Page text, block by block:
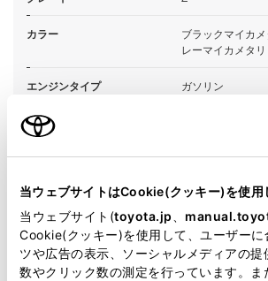
当ウェブサイトはCookie(クッキー)を使用
当ウェブサイト(toyota.jp
Cookie(クッキー)を使用して、ユーザーに
ツや広告の表示、ソーシャルメディアの提
数やクリック数の測定を行っています。ま
カラー
ブラックマイカ
レーマイカメタリ
エンジンタイプ ガソリン
駆動方式
施設情報・サービ